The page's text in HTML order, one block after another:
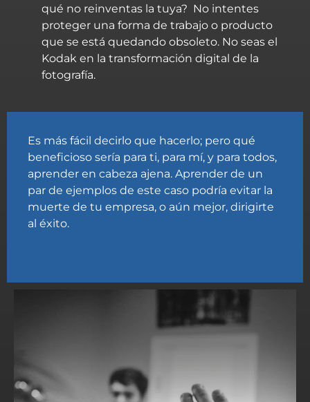
qué no reinventas la tuya? No intentes
proteger una forma de trabajo o producto
que se está quedando obsoleto. No seas el
Kodak en la transformación digital de la
fotografía.
Es más fácil decirlo que hacerlo; pero qué
beneficioso sería para ti, para mí, y para todos,
aprender en cabeza ajena. Aprender de un
par de ejemplos de este caso podría evitar la
muerte de tu empresa, o aún mejor, dirigirte
al éxito.